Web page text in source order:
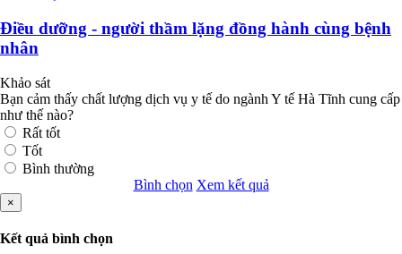
Điều dưỡng - người thầm lặng đồng hành cùng bệnh
nhân
Khảo sát
Bạn cảm thấy chất lượng dịch vụ y tế do ngành Y tế Hà Tĩnh cung cấp
như thế nào?
Rất tốt
Tốt
Bình thường
Bình chọn Xem kết quả
×
Kết quả bình chọn